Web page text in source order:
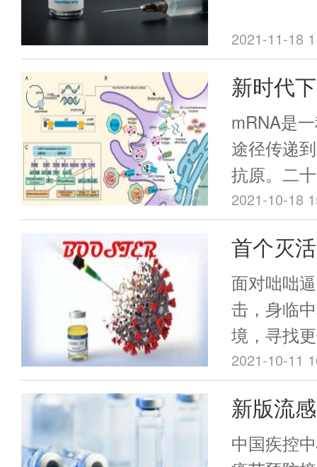
of
组蛋白亚
强了抗
突变株的
2021-11-18
新时代
概述
mRNA是
途径传递
抗原。二
被应用于
外转录
关、反义
mRNA分
中，用于
蛋白质的
首次得到
证明了使
二乙氧基
氯化铵在
2021-10-18
首个灭
mRNA
研究，
论
面对咄咄
击，身临
境，寻找
成为人类
2021-10-11
新版流
这些人
中国疾控